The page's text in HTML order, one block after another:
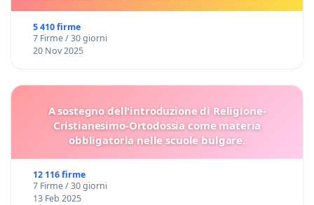
5 410 firme
7 Firme / 30 giorni
20 Nov 2025
A sostegno dell'introduzione di Religione-
Cristianesimo-Ortodossia come materia
obbligatoria nelle scuole bulgare.
12 116 firme
7 Firme / 30 giorni
13 Feb 2025